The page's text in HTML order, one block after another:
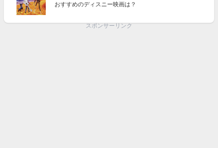
おすすめのディスニー映画は？
スポンサーリンク